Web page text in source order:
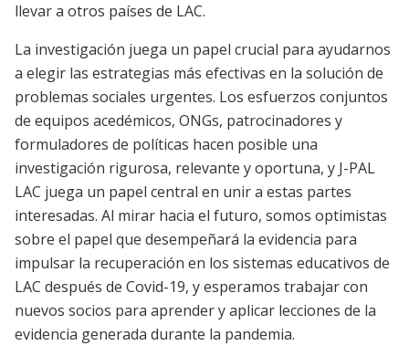
llevar a otros países de LAC.
La investigación juega un papel crucial para ayudarnos
a elegir las estrategias más efectivas en la solución de
problemas sociales urgentes. Los esfuerzos conjuntos
de equipos acedémicos, ONGs, patrocinadores y
formuladores de políticas hacen posible una
investigación rigurosa, relevante y oportuna, y J-PAL
LAC juega un papel central en unir a estas partes
interesadas. Al mirar hacia el futuro, somos optimistas
sobre el papel que desempeñará la evidencia para
impulsar la recuperación en los sistemas educativos de
LAC después de Covid-19, y esperamos trabajar con
nuevos socios para aprender y aplicar lecciones de la
evidencia generada durante la pandemia.